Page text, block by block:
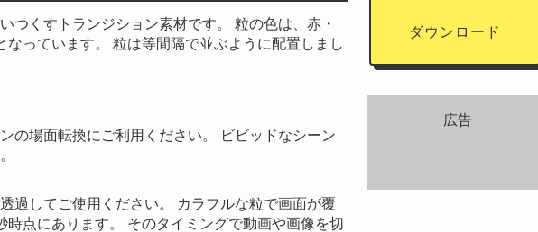
ダウンロード
つくすトランジション素材です。 粒の色は、赤・
なっています。 粒は等間隔で並ぶように配置しまし
の場面転換にご利用ください。 ビビッドなシーン
過してご使用ください。 カラフルな粒で画面が覆
時点にあります。 そのタイミングで動画や画像を切
広告